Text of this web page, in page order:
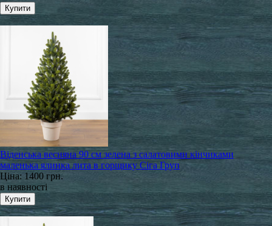
Віденська весняна 90 см зелена з салатовими кінчиками
маленька ялинка лита в горщику Сіга Груп
Ціна: 1400 грн.
в наявності